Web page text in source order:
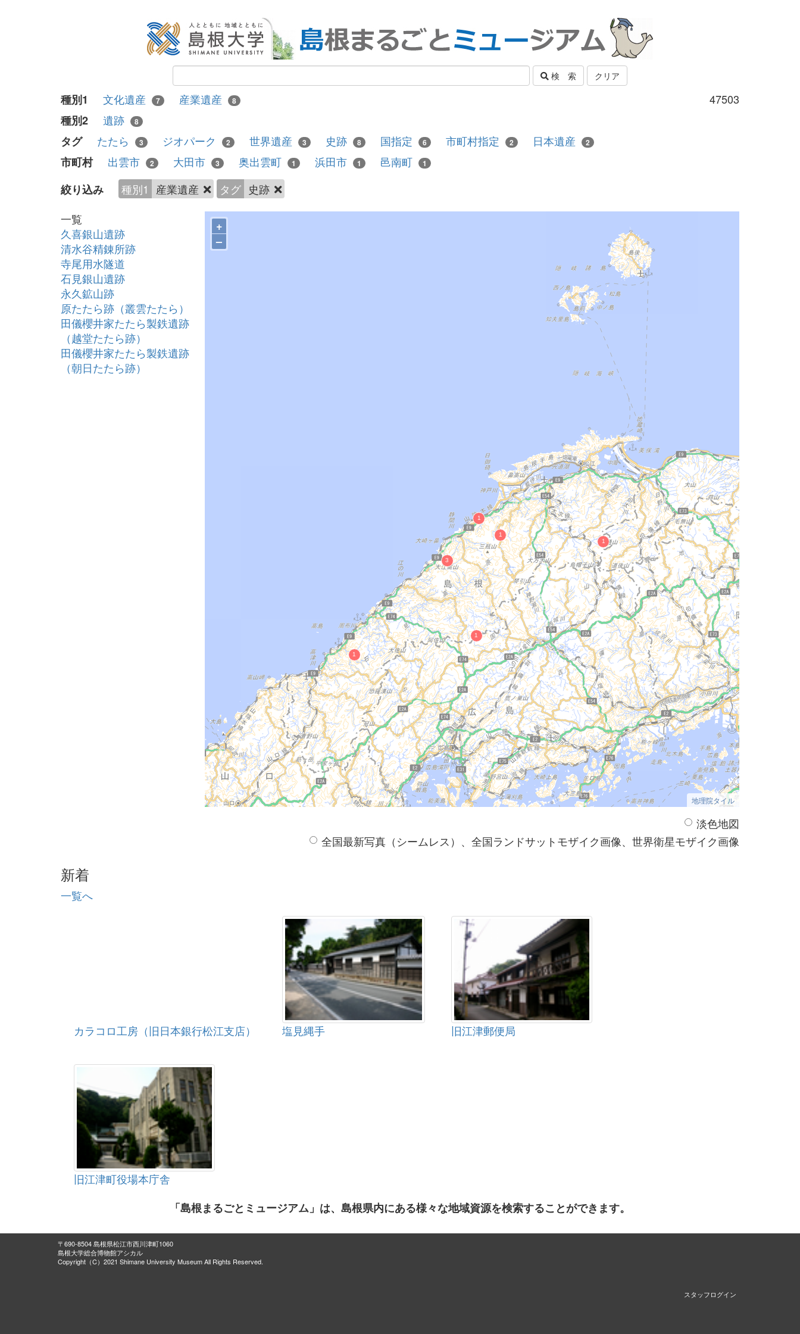
検 索 クリア
47503
種別1 文化遺産 7 産業遺産 8
種別2 遺跡 8
タグ たたら 3 ジオパーク 2 世界遺産 3 史跡 8 国指定 6 市町村指定 2 日本遺産 2
市町村 出雲市 2 大田市 3 奥出雲町 1 浜田市 1 邑南町 1
絞り込み 種別1 産業遺産 タグ 史跡
一覧
久喜銀山遺跡
清水谷精錬所跡
寺尾用水隧道
石見銀山遺跡
永久鉱山跡
原たたら跡（叢雲たたら）
田儀櫻井家たたら製鉄遺跡
（越堂たたら跡）
田儀櫻井家たたら製鉄遺跡
（朝日たたら跡）
+
–
地理院タイル
淡色地図
全国最新写真（シームレス）、全国ランドサットモザイク画像、世界衛星モザイク画像
新着
一覧へ
カラコロ工房（旧日本銀行松江支店） 塩見縄手 旧江津郵便局
旧江津町役場本庁舎
「島根まるごとミュージアム」は、島根県内にある様々な地域資源を検索することができます。
〒690-8504 島根県松江市西川津町1060
島根大学総合博物館アシカル
Copyright（C）2021 Shimane University Museum All Rights Reserved.
スタッフログイン